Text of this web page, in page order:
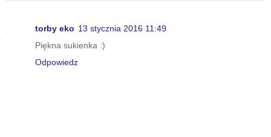
torby eko 13 stycznia 2016 11:49
Piękna sukienka :)
Odpowiedz